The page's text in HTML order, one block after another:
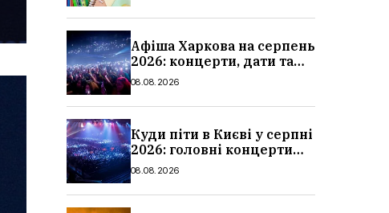
Афіша Харкова на серпень
2026: концерти, дати та
ціни квитків
08.08.2026
Куди піти в Києві у серпні
2026: головні концерти
місяця, дати, артисти та
08.08.2026